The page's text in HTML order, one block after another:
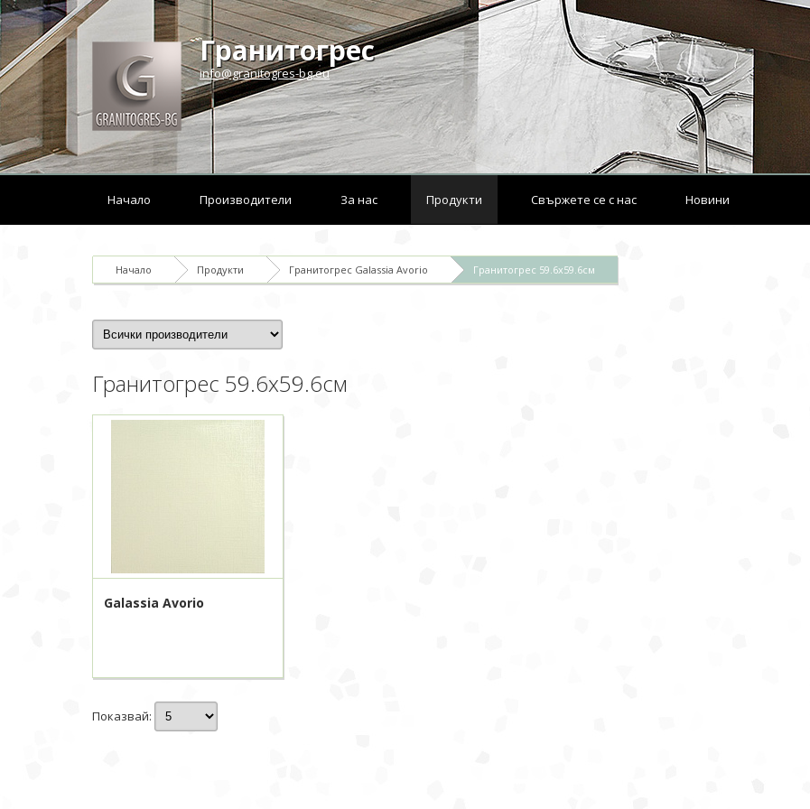
Гранитогрес
info@granitogres-bg.eu
Начало Производители За нас Продукти Свържете се с нас Новини
Начало Продукти Гранитогрес Galassia Avorio Гранитогрес 59.6х59.6см
Гранитогрес 59.6х59.6см
Galassia Avorio
Показвай: